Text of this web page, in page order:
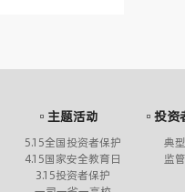
主题活动
5.15全国投资者保护
4.15国家安全教育日
3.15投资者保护
投资
典
监